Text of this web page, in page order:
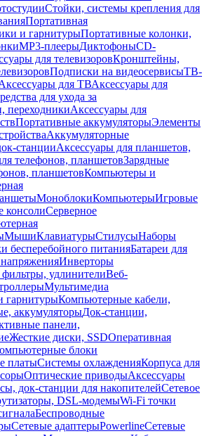
Стойки, системы крепления для
Портативная
и гарнитурыПортативные колонки,
MP3-плеерыДиктофоныCD-
для телевизоровКронштейны,
Подписки на видеосервисыТВ-
для ТВАксессуары для
для ухода за
переходникиАксессуары для
Портативные аккумуляторыЭлементы
Аккумуляторные
станцииАксессуары для планшетов,
телефонов, планшетовЗарядные
планшетовКомпьютеры и
МоноблокиКомпьютерыИгровые
консолиСерверное
МышиКлавиатурыСтилусыНаборы
бесперебойного питанияБатареи для
Инверторы
удлинителиВеб-
Мультимедиа
гарнитурыКомпьютерные кабели,
аккумуляторыДок-станции,
панели,
Жесткие диски, SSDОперативная
блоки
платыСистемы охлажденияКорпуса для
Оптические приводыАксессуары
док-станции для накопителейСетевое
DSL-модемыWi-Fi точки
Беспроводные
Сетевые адаптерыPowerlineСетевые